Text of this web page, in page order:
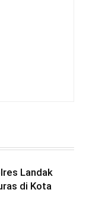
Landak
di Kota